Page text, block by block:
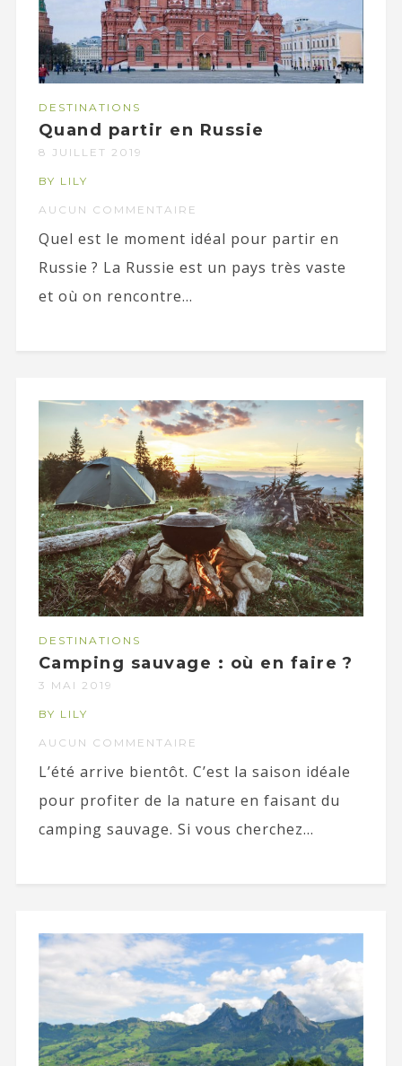
DESTINATIONS
Quand partir en Russie
8 JUILLET 2019
BY LILY
AUCUN COMMENTAIRE
Quel est le moment idéal pour partir en
Russie ? La Russie est un pays très vaste
et où on rencontre...
DESTINATIONS
Camping sauvage : où en faire ?
3 MAI 2019
BY LILY
AUCUN COMMENTAIRE
L’été arrive bientôt. C’est la saison idéale
pour profiter de la nature en faisant du
camping sauvage. Si vous cherchez...